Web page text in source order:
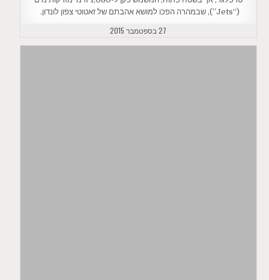
(“Jets”), שבמהרה הפכו למושא אהבתם של זאטוטי צפון לונדון.
27 בספטמבר 2015